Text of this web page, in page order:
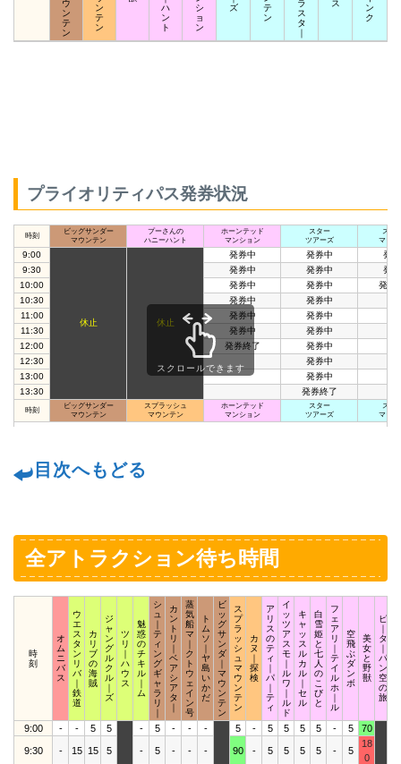
ウ
ン
テ
ン
ン
テ
ン
ハ
ン
ト
シ
ョ
ン
ズ
テ
ン
ラ
ス
タ
｜
ス
ン
ク
プライオリティパス発券状況
時刻
ビッグサンダー
マウンテン
プーさんの
ハニーハント
ホーンテッド
マンション
スター
ツアーズ
スペ
マウン
9:00
休止 休止
発券中 発券中
発
9:30
発券中 発券中
発
10:00
発券中 発券中
発券
10:30
発券中
発券中
11:00
発券中
発券中
11:30
発券中
発券中
12:00
発券終了
発券中
12:30
発券中
13:00
発券中
13:30
発券終了
時刻
ビッグサンダー
マウンテン
スプラッシュ
マウンテン
ホーンテッド
マンション
スター
ツアーズ
スペ
マウン
スクロールできます
目次へもどる
全アトラクション待ち時間
時
刻
オ
ム
ニ
バ
ス
ウ
エ
ス
タ
ン
リ
バ
｜
鉄
道
カ
リ
ブ
の
海
賊
ジ
ャ
ン
グ
ル
ク
ル
｜
ズ
ツ
リ
｜
ハ
ウ
ス
魅
惑
の
チ
キ
ル
｜
ム
シ
ュ
｜
テ
ィ
ン
グ
ギ
ャ
ラ
リ
｜
カ
ン
ト
リ
｜
ベ
ア
シ
ア
タ
｜
蒸
気
船
マ
｜
ク
ト
ウ
ェ
イ
ン
号
ト
ム
ソ
｜
ヤ
島
い
か
だ
ビ
ッ
グ
サ
ン
ダ
｜
マ
ウ
ン
テ
ン
ス
プ
ラ
ッ
シ
ュ
マ
ウ
ン
テ
ン
カ
ヌ
｜
探
検
ア
リ
ス
の
テ
ィ
｜
パ
｜
テ
ィ
イ
ッ
ツ
ア
ス
モ
｜
ル
ワ
｜
ル
ド
キ
ャ
ッ
ス
ル
カ
ル
｜
セ
ル
白
雪
姫
と
七
人
の
こ
び
と
フ
ェ
ア
リ
｜
テ
イ
ル
ホ
｜
ル
空
飛
ぶ
ダ
ン
ボ
美
女
と
野
獣
ピ
｜
タ
｜
パ
ン
空
の
旅
9:00 - - 5 5 - 5 - - - 5 - 5 5 5 5 - 5 70
9:30 - 15 15 5 - 5 - - - 90 - 5 5 5 5 - 5
18
0